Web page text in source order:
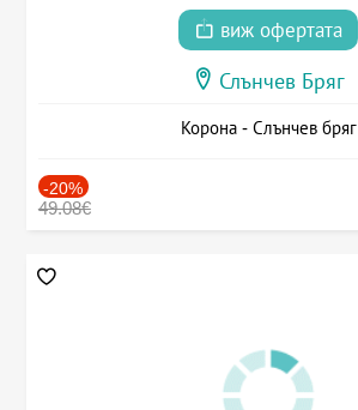
виж офертата
Слънчев Бряг
Корона - Слънчев бряг
-20%
49.08€